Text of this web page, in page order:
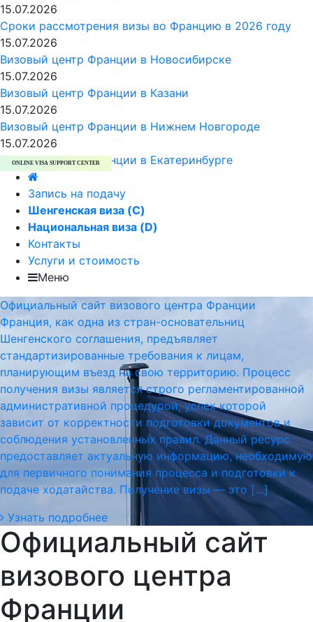
15.07.2026
Сроки рассмотрения визы во Францию в 2026 году
15.07.2026
Визовый центр Франции в Новосибирске
15.07.2026
Визовый центр Франции в Казани
15.07.2026
Визовый центр Франции в Нижнем Новгороде
15.07.2026
Визовый центр Франции в Екатеринбурге
ONLINE VISA SUPPORT CENTER
Запись на подачу
Шенгенская виза (C)
Национальная виза (D)
Контакты
Услуги и стоимость
Меню
Официальный сайт визового центра Франции
Франция, как одна из стран-основательниц
Шенгенского соглашения, предъявляет
стандартизированные требования к лицам,
планирующим въезд на свою территорию. Процесс
получения визы является строго регламентированной
административной процедурой, успех которой
зависит от корректности подготовки документов и
соблюдения установленных правил. Данный ресурс
предоставляет актуальную информацию, необходимую
для первичного понимания процесса и подготовки к
подаче ходатайства. Получение визы — это […]
Узнать подробнее
Официальный сайт
визового центра
Франции